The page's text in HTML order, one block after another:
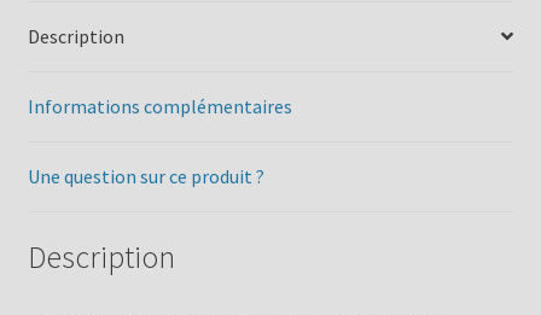
Description
Informations complémentaires
Une question sur ce produit ?
Description